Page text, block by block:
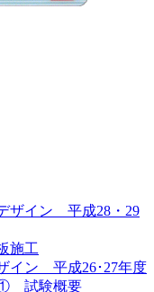
ザイン 平成28・29
施工
イン 平成26･27年度
① 試験概要